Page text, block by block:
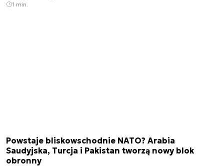
1 min.
Powstaje bliskowschodnie NATO? Arabia
Saudyjska, Turcja i Pakistan tworzą nowy blok
obronny